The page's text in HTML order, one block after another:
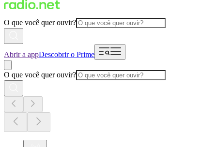
O que você quer ouvir?
Abrir a appDescobrir o Prime
O que você quer ouvir?